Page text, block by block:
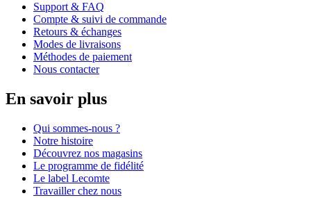
Support & FAQ
Compte & suivi de commande
Retours & échanges
Modes de livraisons
Méthodes de paiement
Nous contacter
En savoir plus
Qui sommes-nous ?
Notre histoire
Découvrez nos magasins
Le programme de fidélité
Le label Lecomte
Travailler chez nous